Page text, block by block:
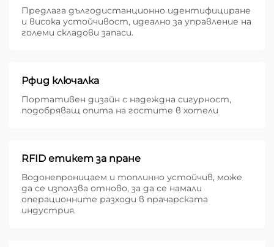
Предлага дългодистанционно идентифициране
и висока устойчивост, идеално за управление на
големи складови запаси.
Рфид ключалка
Портативен дизайн с надеждна сигурност,
подобряващ опита на гостите в хотели
RFID етикет за пране
Водонепроницаем и топлинно устойчив, може
да се използва отново, за да се намали
операционните разходи в прачарската
индустрия.